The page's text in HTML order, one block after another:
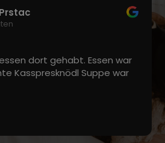
dort gehabt. Essen war
Kasspresknödl Suppe war